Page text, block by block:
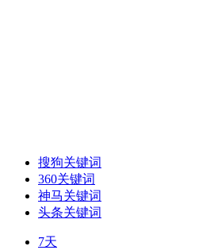
搜狗关键词
360关键词
神马关键词
头条关键词
7天